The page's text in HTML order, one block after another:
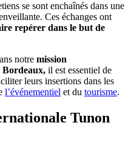
se sont enchaînés dans une
Ces échanges ont
repérer dans le but de
notre mission
Bordeaux, il est essentiel de
leurs insertions dans les
l’événementiel et du tourisme.
Tunon